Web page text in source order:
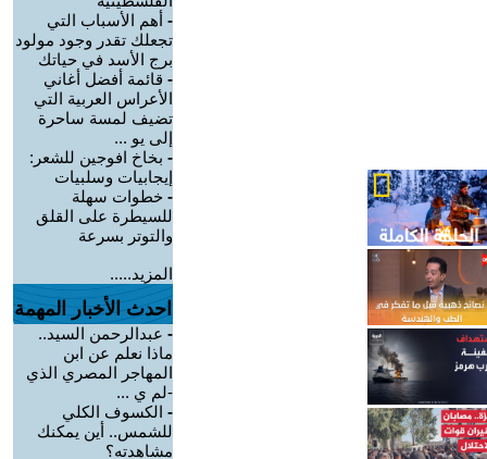
- أهم الأسباب التي
تجعلك تقدر وجود مولود
برج الأسد في حياتك
- قائمة أفضل أغاني
الأعراس العربية التي
تضيف لمسة ساحرة
إلى يو ...
- بخاخ افوجين للشعر:
إيجابيات وسلبيات
- خطوات سهلة
للسيطرة على القلق
والتوتر بسرعة
المزيد.....
احدث الأخبار المهمة
- عبدالرحمن السيد..
ماذا نعلم عن ابن
المهاجر المصري الذي
-لم ي ...
- الكسوف الكلي
للشمس.. أين يمكنك
مشاهدته؟